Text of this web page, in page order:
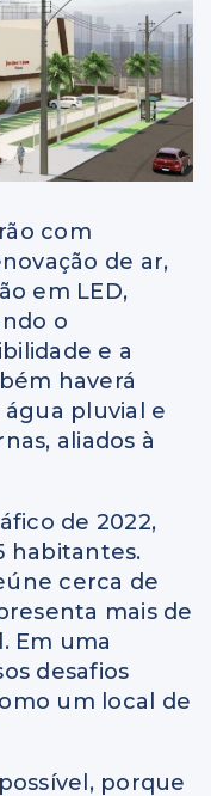
com
de ar,
em LED,
o
e a
haverá
pluvial e
aliados à
de 2022,
habitantes.
cerca de
mais de
Em uma
desafios
um local de
porque